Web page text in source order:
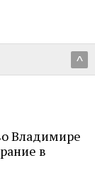
^
Владимире
в